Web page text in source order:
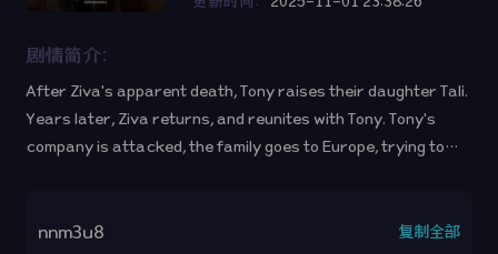
剧情简介：
After Ziva's apparent death, Tony raises their daughter Tali.
Years later, Ziva returns, and reunites with Tony. Tony's
company is attacked, the family goes to Europe, trying to
nnm3u8 复制全部